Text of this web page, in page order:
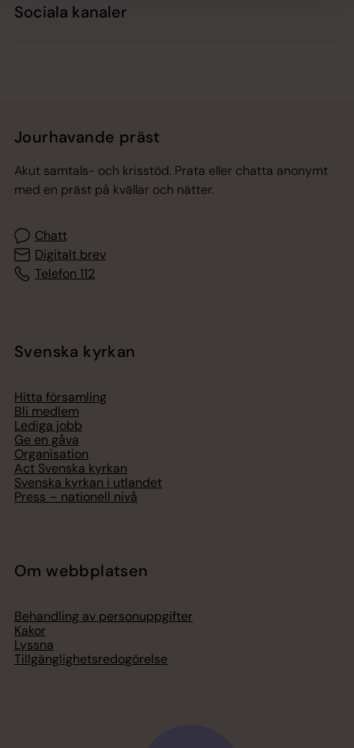
Sociala kanaler
Jourhavande präst
Akut samtals- och krisstöd. Prata eller chatta anonymt
med en präst på kvällar och nätter.
Chatt
Digitalt brev
Telefon 112
Svenska kyrkan
Hitta församling
Bli medlem
Lediga jobb
Ge en gåva
Organisation
Act Svenska kyrkan
Svenska kyrkan i utlandet
Press – nationell nivå
Om webbplatsen
Behandling av personuppgifter
Kakor
Lyssna
Tillgänglighetsredogörelse